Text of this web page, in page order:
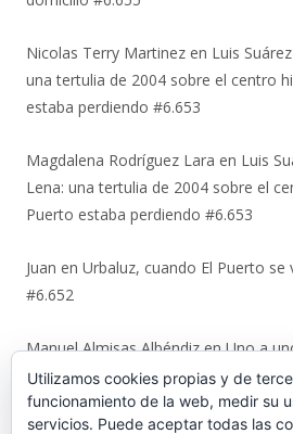
Nicolas Terry Martinez en Luis
una tertulia de 2004 sobre el centro
estaba perdiendo #6.653
Magdalena Rodríguez Lara en Luis
Lena: una tertulia de 2004 sobre el
Puerto estaba perdiendo #6.653
Juan en Urbaluz, cuando El Puerto se
#6.652
Manuel Almisas AlbéndizenUno a
jóvenes comunistas de El Puerto tras
(y II) #6.644
Utilizamos cookies propias y de
funcionamiento de la web, medir su
servicios. Puede aceptar todas las